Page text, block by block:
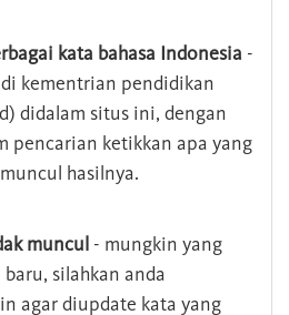
kata bahasa Indonesia -
kementrian pendidikan
didalam situs ini, dengan
pencarian ketikkan apa yang
hasilnya.
muncul - mungkin yang
silahkan anda
agar diupdate kata yang